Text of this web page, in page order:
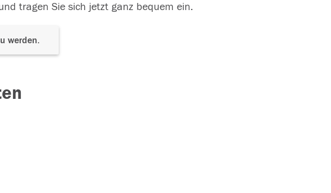
tragen Sie sich jetzt ganz bequem ein.
werden.